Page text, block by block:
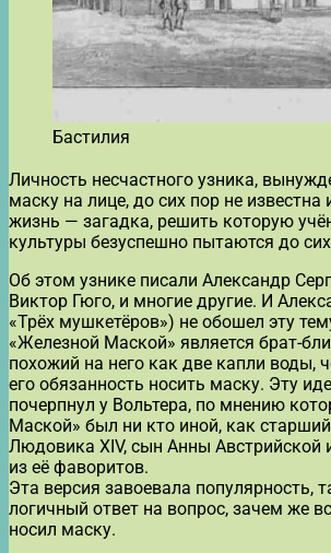
Бастилия
Личность несчастного узника,
маску на лице, до сих пор не известна
жизнь — загадка, решить которую
культуры безуспешно пытаются до
Об этом узнике писали Александр
Виктор Гюго, и многие другие. И
«Трёх мушкетёров») не обошел эту
«Железной Маской» является брат-
похожий на него как две капли воды,
его обязанность носить маску. Эту
почерпнул у Вольтера, по мнению
Маской» был ни кто иной, как
Людовика XIV, сын Анны Австрийской
из её фаворитов.
Эта версия завоевала популярность,
логичный ответ на вопрос, зачем же
носил маску.